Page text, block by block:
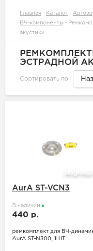
Главная - Каталог -
ВЧ-компоненты -
акустики
ЭСТРАДНОЙ
Сортировать по:
AurA ST-VCN3
В наличии
440 р.
ремкомплект для ВЧ-
AurA ST-N300, 1ШТ.